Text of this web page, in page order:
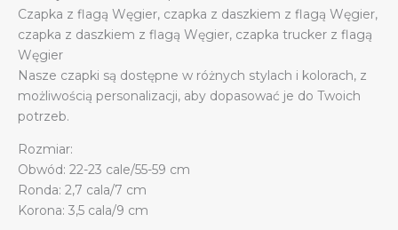
Czapka z flagą Węgier, czapka z daszkiem z flagą Węgier,
czapka z daszkiem z flagą Węgier, czapka trucker z flagą
Węgier
Nasze czapki są dostępne w różnych stylach i kolorach, z
możliwością personalizacji, aby dopasować je do Twoich
potrzeb.
Rozmiar:
Obwód: 22-23 cale/55-59 cm
Ronda: 2,7 cala/7 cm
Korona: 3,5 cala/9 cm